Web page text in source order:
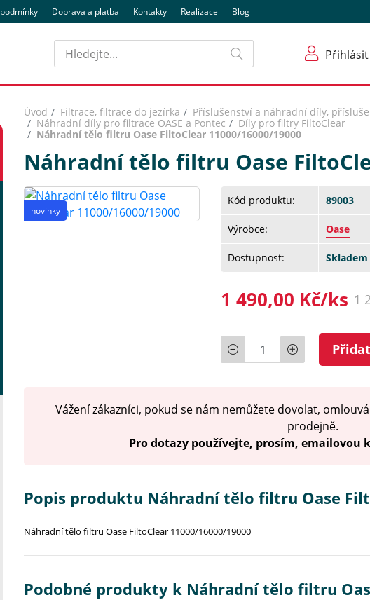
podmínky Doprava a platba Kontakty Realizace Blog
Hledat
Přihlásit
Úvod Filtrace, filtrace do jezírka
Příslušenství a náhradní díly,
Náhradní díly pro filtrace OASE a Pontec
Díly pro filtry FiltoClear
Náhradní tělo filtru Oase FiltoClear 11000/16000/19000
Náhradní tělo filtru Oase
novinky
Kód produktu: 89003
Výrobce: Oase
Dostupnost:
1 490,00 Kč/ks 1
Počet
Vážení zákazníci, pokud se nám nemůžete dovolat,
prodejně.
Pro dotazy používejte, prosím, emailovou
Popis produktu Náhradní tělo filtru Oase
Náhradní tělo filtru Oase FiltoClear 11000/16000/19000
Podobné produkty k Náhradní tělo filtru